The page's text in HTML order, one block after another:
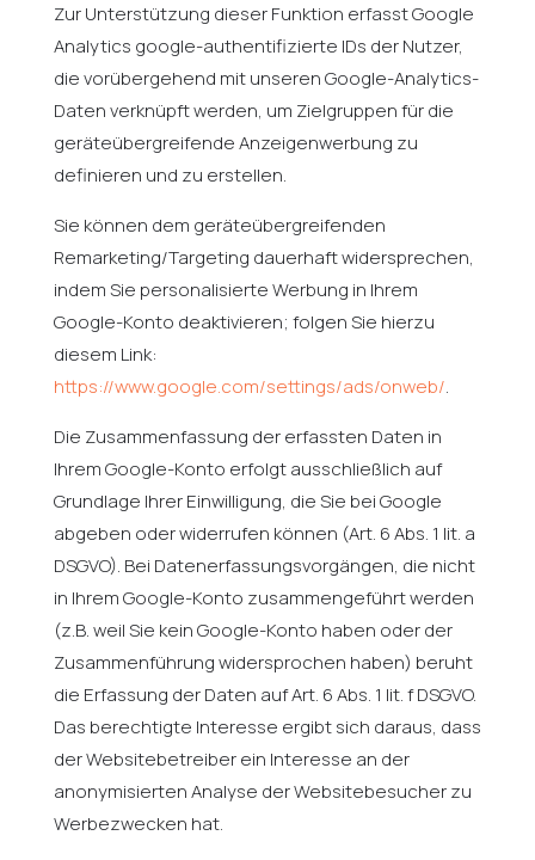
Zur Unterstützung dieser Funktion erfasst Google
Analytics google-authentifizierte IDs der Nutzer,
die vorübergehend mit unseren Google-Analytics-
Daten verknüpft werden, um Zielgruppen für die
geräteübergreifende Anzeigenwerbung zu
definieren und zu erstellen.
Sie können dem geräteübergreifenden
Remarketing/Targeting dauerhaft widersprechen,
indem Sie personalisierte Werbung in Ihrem
Google-Konto deaktivieren; folgen Sie hierzu
diesem Link:
https://www.google.com/settings/ads/onweb/.
Die Zusammenfassung der erfassten Daten in
Ihrem Google-Konto erfolgt ausschließlich auf
Grundlage Ihrer Einwilligung, die Sie bei Google
abgeben oder widerrufen können (Art. 6 Abs. 1 lit. a
DSGVO). Bei Datenerfassungsvorgängen, die nicht
in Ihrem Google-Konto zusammengeführt werden
(z.B. weil Sie kein Google-Konto haben oder der
Zusammenführung widersprochen haben) beruht
die Erfassung der Daten auf Art. 6 Abs. 1 lit. f DSGVO.
Das berechtigte Interesse ergibt sich daraus, dass
der Websitebetreiber ein Interesse an der
anonymisierten Analyse der Websitebesucher zu
Werbezwecken hat.